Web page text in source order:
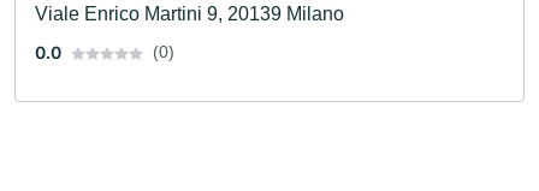
Viale Enrico Martini 9, 20139 Milano
0.0
(0)